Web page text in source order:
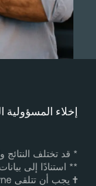
المسؤولية
قد تختلف النتائج
استنادًا إلى بيانات
يجب أن تتلقى Netradyne موافقة كتابية لمشاركة بيانات العميل.